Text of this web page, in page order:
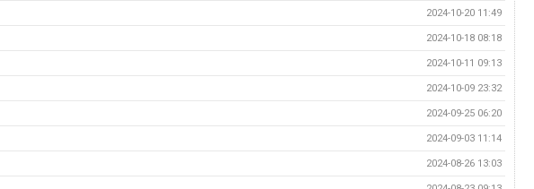
2024-10-20 11:49
2024-10-18 08:18
2024-10-11 09:13
2024-10-09 23:32
2024-09-25 06:20
2024-09-03 11:14
2024-08-26 13:03